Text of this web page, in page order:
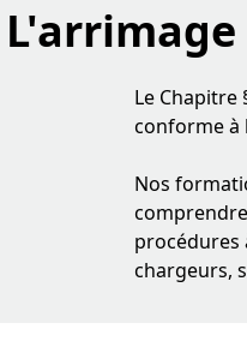
Le Chapitre
conforme à
Nos
procédures
chargeurs,